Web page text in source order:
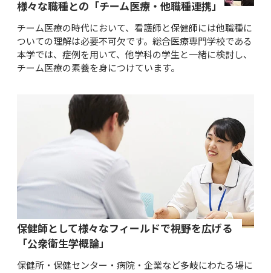
様々な職種との「チーム医療・他職種連携」
チーム医療の時代において、看護師と保健師には他職種に
ついての理解は必要不可欠です。総合医療専門学校である
本学では、症例を用いて、他学科の学生と一緒に検討し、
チーム医療の素養を身につけています。
保健師として様々なフィールドで視野を広げる
「公衆衛生学概論」
保健所・保健センター・病院・企業など多岐にわたる場に